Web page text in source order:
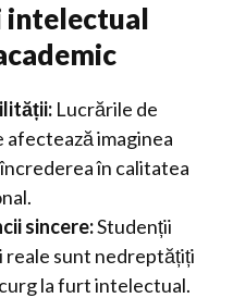
Lucrările de
afectează imaginea
în calitatea
sincere:Studenții
sunt nedreptățiți
la furt intelectual.